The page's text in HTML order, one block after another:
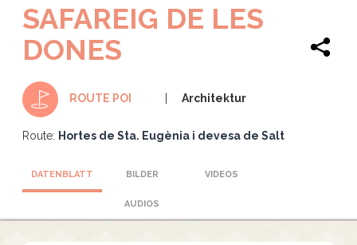
SAFAREIG DE LES
DONES
ROUTE POI Architektur
Route: Hortes de Sta. Eugènia i devesa de Salt
DATENBLATT BILDER VIDEOS
AUDIOS